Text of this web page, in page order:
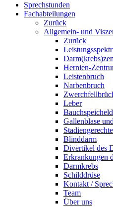
Sprechstunden
Fachabteilungen
Zurück
Allgemein- und
Zurück
Hernien-
Leistenbruch
Narbenbruch
Leber
Gallenblase
Blinddarm
Divertikel des
Erkrankungen
Darmkrebs
Schilddrüse
Kontakt /
Team
Über uns